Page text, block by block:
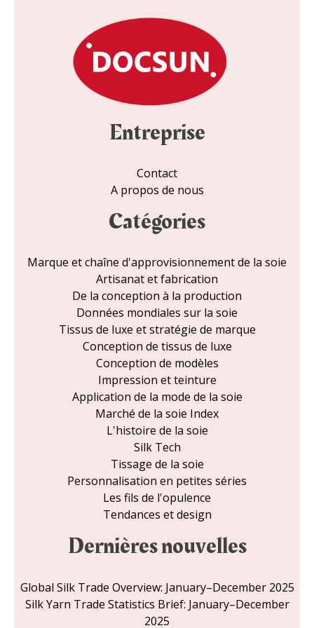
Entreprise
Contact
A propos de nous
Catégories
Marque et chaîne d'approvisionnement de la soie
Artisanat et fabrication
De la conception à la production
Données mondiales sur la soie
Tissus de luxe et stratégie de marque
Conception de tissus de luxe
Conception de modèles
Impression et teinture
Application de la mode de la soie
Marché de la soie Index
L'histoire de la soie
Silk Tech
Tissage de la soie
Personnalisation en petites séries
Les fils de l'opulence
Tendances et design
Dernières nouvelles
Global Silk Trade Overview: January–December 2025
Silk Yarn Trade Statistics Brief: January–December
2025